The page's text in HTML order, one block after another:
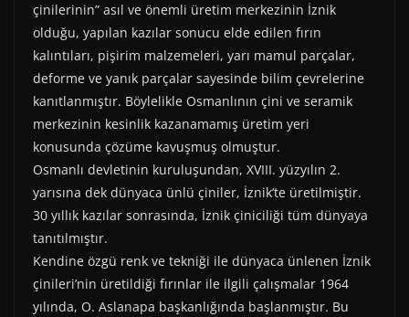
çinilerinin” asıl ve önemli üretim merkezinin İznik
olduğu, yapılan kazılar sonucu elde edilen fırın
kalıntıları, pişirim malzemeleri, yarı mamul parçalar,
deforme ve yanık parçalar sayesinde bilim çevrelerine
kanıtlanmıştır. Böylelikle Osmanlının çini ve seramik
merkezinin kesinlik kazanamamış üretim yeri
konusunda çözüme kavuşmuş olmuştur.
Osmanlı devletinin kuruluşundan, XVIII. yüzyılın 2.
yarısına dek dünyaca ünlü çiniler, İznik’te üretilmiştir.
30 yıllık kazılar sonrasında, İznik çiniciliği tüm dünyaya
tanıtılmıştır.
Kendine özgü renk ve tekniği ile dünyaca ünlenen İznik
çinileri’nin üretildiği fırınlar ile ilgili çalışmalar 1964
yılında, O. Aslanapa başkanlığında başlanmıştır. Bu